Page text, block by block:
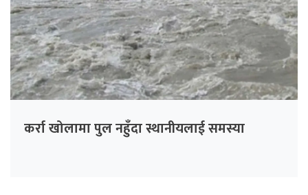
कर्रा खोलामा पुल नहुँदा स्थानीयलाई समस्या